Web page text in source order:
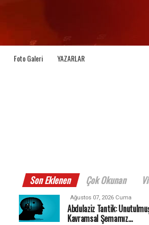
Foto Galeri YAZARLAR
Son Eklenen Çok Okunan
Ağustos 07, 2026 Cuma
Abdulaziz Tantik:
Kavramsal Şemamız…